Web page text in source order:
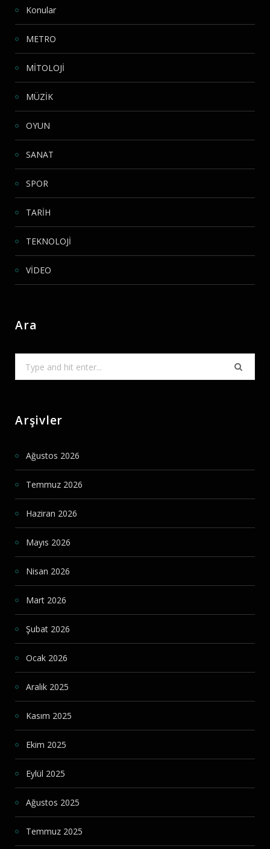
Konular
METRO
MİTOLOJİ
MÜZİK
OYUN
SANAT
SPOR
TARİH
TEKNOLOJİ
VİDEO
Ara
Arşivler
Ağustos 2026
Temmuz 2026
Haziran 2026
Mayıs 2026
Nisan 2026
Mart 2026
Şubat 2026
Ocak 2026
Aralık 2025
Kasım 2025
Ekim 2025
Eylül 2025
Ağustos 2025
Temmuz 2025